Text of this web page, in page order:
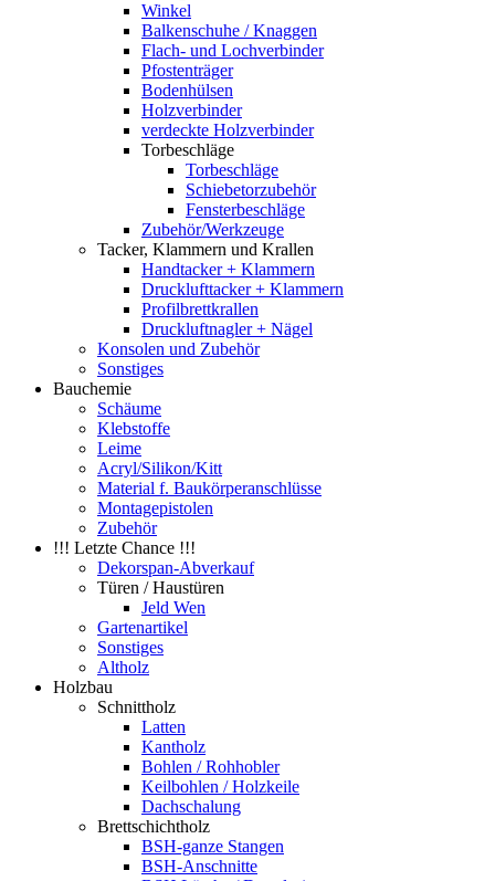
Winkel
Balkenschuhe / Knaggen
Flach- und Lochverbinder
Pfostenträger
Bodenhülsen
Holzverbinder
verdeckte Holzverbinder
Torbeschläge
Torbeschläge
Schiebetorzubehör
Fensterbeschläge
Zubehör/Werkzeuge
Tacker, Klammern und Krallen
Handtacker + Klammern
Drucklufttacker + Klammern
Profilbrettkrallen
Druckluftnagler + Nägel
Konsolen und Zubehör
Sonstiges
Bauchemie
Schäume
Klebstoffe
Leime
Acryl/Silikon/Kitt
Material f. Baukörperanschlüsse
Montagepistolen
Zubehör
!!! Letzte Chance !!!
Dekorspan-Abverkauf
Türen / Haustüren
Jeld Wen
Gartenartikel
Sonstiges
Altholz
Holzbau
Schnittholz
Latten
Kantholz
Bohlen / Rohhobler
Keilbohlen / Holzkeile
Dachschalung
Brettschichtholz
BSH-ganze Stangen
BSH-Anschnitte